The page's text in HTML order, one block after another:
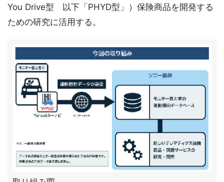
You Drive型 以下「PHYD型」）保険商品を開発する
ための研究に活用する。